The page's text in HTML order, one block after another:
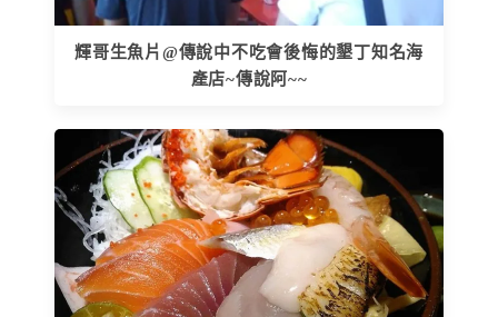
輝哥生魚片@傳說中不吃會後悔的墾丁知名海
產店~傳說阿~~